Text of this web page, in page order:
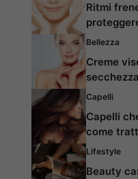
Ritmi
Bellezza
Creme
Capelli
Capelli
come
Lifestyle
Beauty